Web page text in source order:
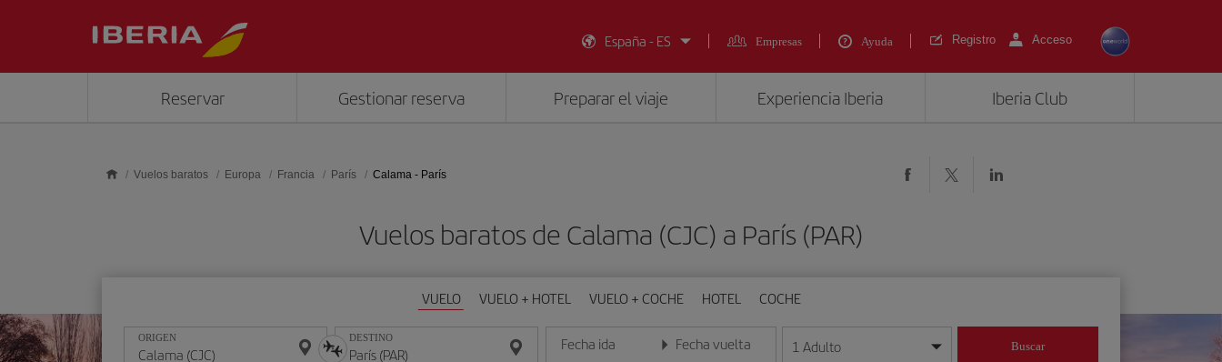
España - ES
Empresas Ayuda Registro Acceso
Reservar Gestionar reserva Preparar el viaje Experiencia Iberia Iberia Club
Vuelos baratos Europa Francia París Calama - París
Vuelos baratos de Calama (CJC) a París (PAR)
VUELO VUELO + HOTEL VUELO + COCHE HOTEL COCHE
ORIGEN DESTINO Fecha ida
Introduce la fecha en formato día/mes/año
Fecha vuelta
Introduce la fecha en formato día/mes/año
1 Adulto Buscar